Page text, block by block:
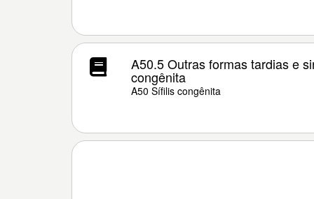
A50.5 Outras formas tardias e
congênita
A50 Sífilis congênita